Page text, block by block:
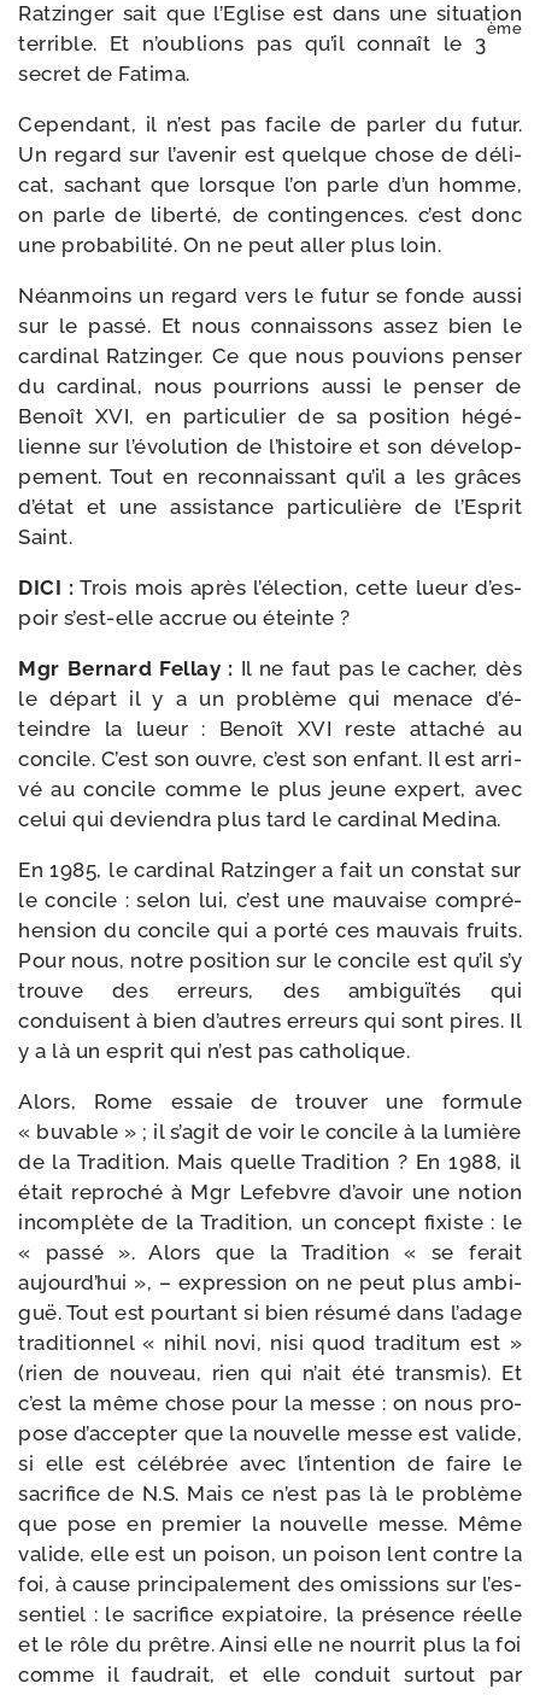
Ratzinger sait que l’Eglise est dans une situa­tion
ter­rible. Et n’ou­blions pas qu’il connaît le 3
ème
secret de Fatima.
Cependant, il n’est pas facile de par­ler du futur.
Un regard sur l’a­ve­nir est quelque chose de déli­
cat, sachant que lorsque l’on parle d’un homme,
on parle de liber­té, de contin­gences. c’est donc
une pro­ba­bi­li­té. On ne peut aller plus loin.
Néanmoins un regard vers le futur se fonde aus­si
sur le pas­sé. Et nous connais­sons assez bien le
car­di­nal Ratzinger. Ce que nous pou­vions pen­ser
du car­di­nal, nous pour­rions aus­si le pen­ser de
Benoît XVI, en par­ti­cu­lier de sa posi­tion hégé­
lienne sur l’é­vo­lu­tion de l’his­toire et son déve­lop­
pe­ment. Tout en recon­nais­sant qu’il a les grâces
d’é­tat et une assis­tance par­ti­cu­lière de l’Esprit
Saint.
DICI : Trois mois après l’é­lec­tion, cette lueur d’es­
poir s’est-​elle accrue ou éteinte ?
Mgr Bernard Fellay : Il ne faut pas le cacher, dès
le départ il y a un pro­blème qui menace d’é­
teindre la lueur : Benoît XVI reste atta­ché au
concile. C’est son ouvre, c’est son enfant. Il est arri­
vé au concile comme le plus jeune expert, avec
celui qui devien­dra plus tard le car­di­nal Medina.
En 1985, le car­di­nal Ratzinger a fait un constat sur
le concile : selon lui, c’est une mau­vaise com­pré­
hen­sion du concile qui a por­té ces mau­vais fruits.
Pour nous, notre posi­tion sur le concile est qu’il s’y
trouve des erreurs, des ambi­guï­tés qui
conduisent à bien d’autres erreurs qui sont pires. Il
y a là un esprit qui n’est pas catholique.
Alors, Rome essaie de trou­ver une for­mule
« buvable » ; il s’a­git de voir le concile à la lumière
de la Tradition. Mais quelle Tradition ? En 1988, il
était repro­ché à Mgr Lefebvre d’a­voir une notion
incom­plète de la Tradition, un concept fixiste : le
« pas­sé ». Alors que la Tradition « se ferait
aujourd’­hui », – expres­sion on ne peut plus ambi­
guë. Tout est pour­tant si bien résu­mé dans l’a­dage
tra­di­tion­nel « nihil novi, nisi quod tra­di­tum est »
(rien de nou­veau, rien qui n’ait été trans­mis). Et
c’est la même chose pour la messe : on nous pro­
pose d’ac­cep­ter que la nou­velle messe est valide,
si elle est célé­brée avec l’in­ten­tion de faire le
sacri­fice de N.S. Mais ce n’est pas là le pro­blème
que pose en pre­mier la nou­velle messe. Même
valide, elle est un poi­son, un poi­son lent contre la
foi, à cause prin­ci­pa­le­ment des omis­sions sur l’es­
sen­tiel : le sacri­fice expia­toire, la pré­sence réelle
et le rôle du prêtre. Ainsi elle ne nour­rit plus la foi
comme il fau­drait, et elle conduit sur­tout par